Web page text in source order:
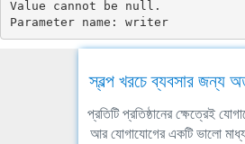
Value cannot be null.
Parameter name: writer
স্বল্প খরচে ব্যবসার জন্য
প্রতিটি প্রতিষ্ঠানের ক্ষেত্রেই
আর যোগাযোগের একটি ভালো